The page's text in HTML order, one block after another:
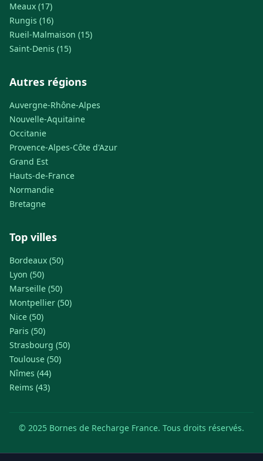
Meaux (17)
Rungis (16)
Rueil-Malmaison (15)
Saint-Denis (15)
Autres régions
Auvergne-Rhône-Alpes
Nouvelle-Aquitaine
Occitanie
Provence-Alpes-Côte d'Azur
Grand Est
Hauts-de-France
Normandie
Bretagne
Top villes
Bordeaux (50)
Lyon (50)
Marseille (50)
Montpellier (50)
Nice (50)
Paris (50)
Strasbourg (50)
Toulouse (50)
Nîmes (44)
Reims (43)
© 2025 Bornes de Recharge France. Tous droits réservés.